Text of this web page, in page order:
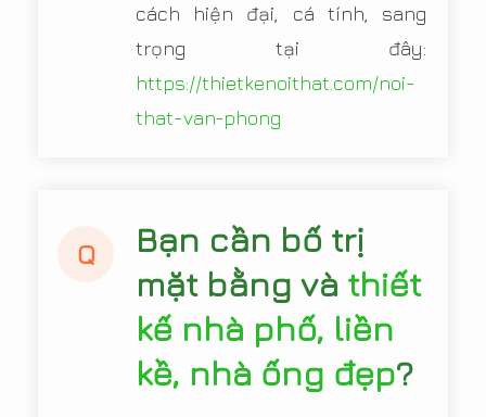
cách hiện đại, cá tính, sang
trọng tại đây:
https://thietkenoithat.com/noi-
that-van-phong
Q
Bạn cần bố trị
mặt bằng và thiết
kế nhà phố, liền
kề, nhà ống đẹp?